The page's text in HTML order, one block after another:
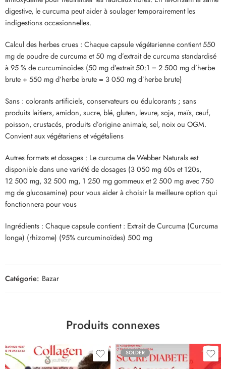
digestive, le curcuma peut aider à soulager temporairement les
indigestions occasionnelles.
Calcul des herbes crues : Chaque capsule végétarienne contient 550
mg de poudre de curcuma et 50 mg d’extrait de curcuma standardisé
à 95 % de curcuminoïdes (50 mg d’extrait 50:1 = 2 500 mg d’herbe
brute + 550 mg d’herbe brute = 3 050 mg d’herbe brute)
Sans : colorants artificiels, conservateurs ou édulcorants ; sans
produits laitiers, amidon, sucre, blé, gluten, levure, soja, maïs, œuf,
poisson, crustacés, produits d’origine animale, sel, noix ou OGM.
Convient aux végétariens et végétaliens
Autres formats et dosages : Le curcuma de Webber Naturals est
disponible dans une variété de dosages (3 050 mg 60s et 120s,
12 500 mg, 32 500 mg, 1 250 mg gommeux et 2 500 mg avec 750
mg de glucosamine) pour vous aider à choisir la meilleure option qui
fonctionnera pour vous
Ingrédients : Chaque capsule contient : Extrait de Curcuma (Curcuma
longa) (rhizome) (95% curcuminoïdes) 500 mg
Catégorie: Bazar
Produits connexes
SOLDER